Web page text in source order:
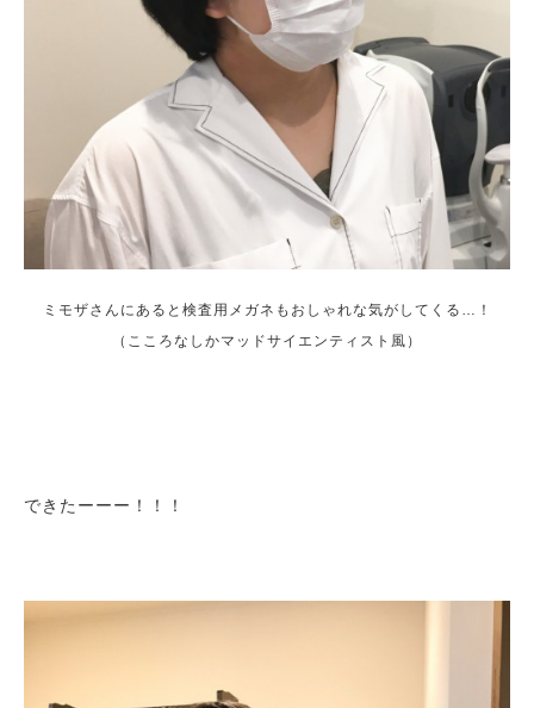
ミモザさんにあると検査用メガネもおしゃれな気がしてくる…！
（こころなしかマッドサイエンティスト風）
できたーーー！！！